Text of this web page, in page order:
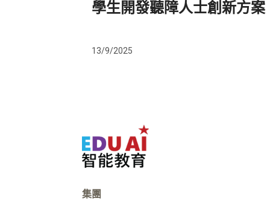
學生開發聽障人士創新方案
13/9/2025
集團